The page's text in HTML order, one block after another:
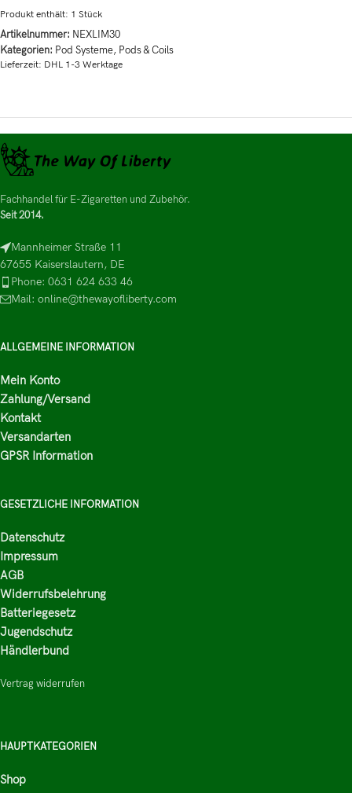
Produkt enthält: 1 Stück
Artikelnummer: NEXLIM30
Kategorien: Pod Systeme, Pods & Coils
Lieferzeit: DHL 1-3 Werktage
Fachhandel für E-Zigaretten und Zubehör.
Seit 2014.
Mannheimer Straße 11
67655 Kaiserslautern, DE
Phone: 0631 624 633 46
Mail: online@thewayofliberty.com
ALLGEMEINE INFORMATION
Mein Konto
Zahlung/Versand
Kontakt
Versandarten
GPSR Information
GESETZLICHE INFORMATION
Datenschutz
Impressum
AGB
Widerrufsbelehrung
Batteriegesetz
Jugendschutz
Händlerbund
Vertrag widerrufen
HAUPTKATEGORIEN
Shop